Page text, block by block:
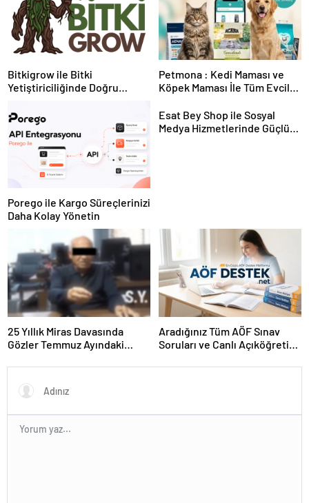
Bitkigrow ile Bitki
Yetiştiriciliğinde Doğru
Petmona : Kedi Maması ve
Köpek Maması İle Tüm Evcil
Porego ile Kargo Süreçlerinizi
Daha Kolay Yönetin
Esat Bey Shop ile Sosyal
Medya Hizmetlerinde Güçlü
25 Yıllık Miras Davasında
Gözler Temmuz Ayındaki
Aradığınız Tüm AÖF Sınav
Soruları ve Canlı Açıköğretim